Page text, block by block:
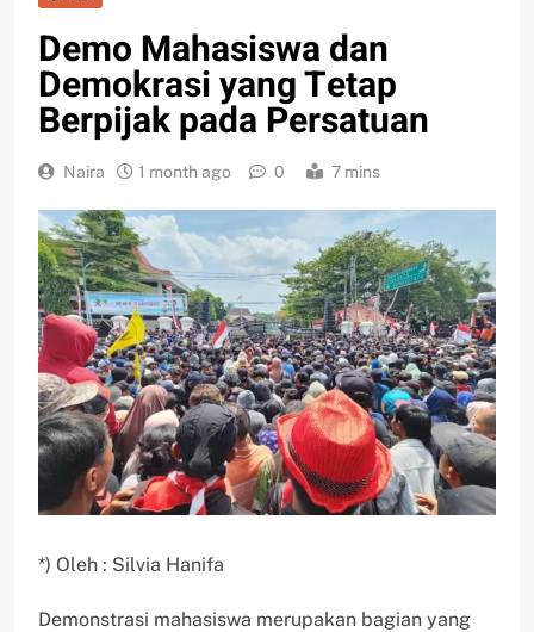
Demo Mahasiswa dan
Demokrasi yang Tetap
Berpijak pada Persatuan
Naira 1 month ago 0 7 mins
*) Oleh : Silvia Hanifa
Demonstrasi mahasiswa merupakan bagian yang